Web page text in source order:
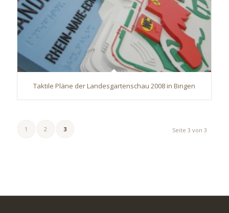
Taktile Pläne der Landesgartenschau 2008 in Bingen
Seite 3 von 3
1 2 3